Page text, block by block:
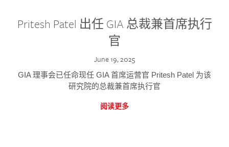
Pritesh Patel 出任 GIA 总裁兼首席执行
官
June 19, 2025
GIA 理事会已任命现任 GIA 首席运营官 Pritesh Patel 为该
研究院的总裁兼首席执行官
阅读更多